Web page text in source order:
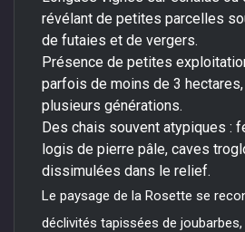
révélant de petites parcelles
de futaies et de vergers.
Présence de petites
parfois de moins de 3
plusieurs générations.
Des chais souvent atypiques :
logis de pierre pâle, caves
dissimulées dans le relief.
Le paysage de la Rosette se
déclivités tapissées de